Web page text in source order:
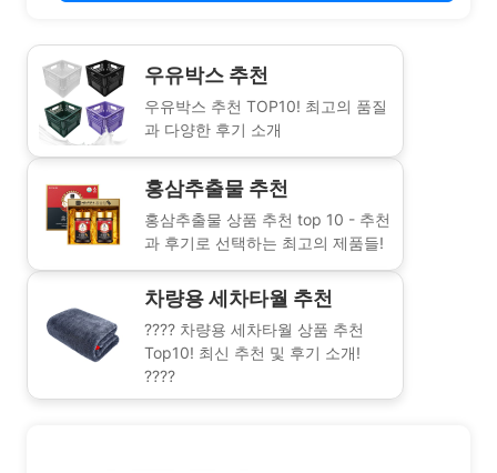
우유박스 추천
우유박스 추천 TOP10! 최고의 품질
과 다양한 후기 소개
홍삼추출물 추천
홍삼추출물 상품 추천 top 10 - 추천
과 후기로 선택하는 최고의 제품들!
차량용 세차타월 추천
???? 차량용 세차타월 상품 추천
Top10! 최신 추천 및 후기 소개!
????